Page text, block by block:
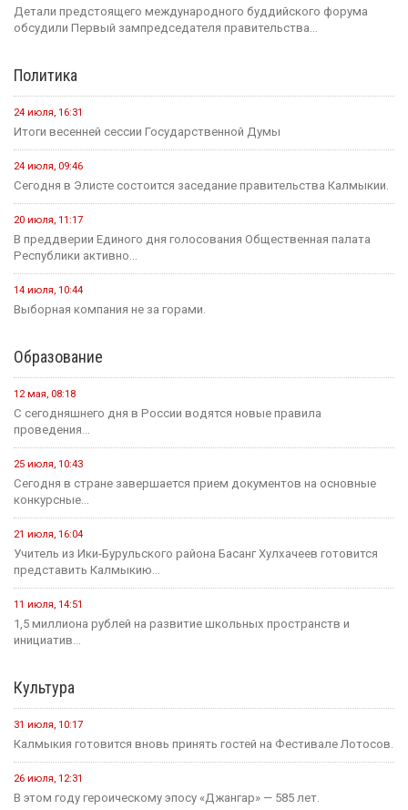
Детали предстоящего международного буддийского форума
обсудили Первый зампредседателя правительства...
Политика
24 июля, 16:31
Итоги весенней сессии Государственной Думы
24 июля, 09:46
Сегодня в Элисте состоится заседание правительства Калмыкии.
20 июля, 11:17
В преддверии Единого дня голосования Общественная палата
Республики активно...
14 июля, 10:44
Выборная компания не за горами.
Образование
12 мая, 08:18
С сегодняшнего дня в России водятся новые правила
проведения...
25 июля, 10:43
Сегодня в стране завершается прием документов на основные
конкурсные...
21 июля, 16:04
Учитель из Ики-Бурульского района Басанг Хулхачеев готовится
представить Калмыкию...
11 июля, 14:51
1,5 миллиона рублей на развитие школьных пространств и
инициатив...
Культура
31 июля, 10:17
Калмыкия готовится вновь принять гостей на Фестивале Лотосов.
26 июля, 12:31
В этом году героическому эпосу «Джангар» — 585 лет.